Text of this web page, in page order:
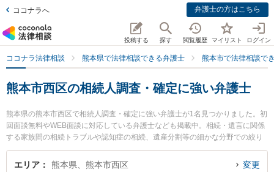
ココナラへ 弁護士の方はこちら
投稿する 探す 閲覧履歴 マイリスト ログイン
ココナラ法律相談 熊本県で法律相談できる弁護士 熊本市で法律相談で
熊本市西区の相続人調査・確定に強い弁護士
熊本県の熊本市西区で相続人調査・確定に強い弁護士が1名見つかりました。初
回面談無料やWEB面談に対応している弁護士なども掲載中。相続・遺言に関係
する家族間の相続トラブルや認知症の相続、遺産分割等の細かな分野での絞り
込み検索もでき便利です。特に弁護士法人田中ひろし法律事務所の田中 裕司弁
護士のプロフィール情報や弁護士費用、強みなどが注目されています。『熊本
エリア 熊本県、熊本市西区 変更